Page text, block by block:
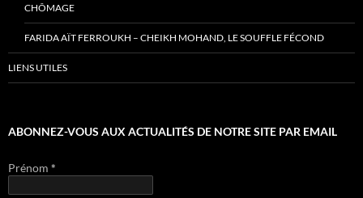
CHÔMAGE
FARIDA AÏT FERROUKH – CHEIKH MOHAND, LE SOUFFLE FÉCOND
LIENS UTILES
ABONNEZ-VOUS AUX ACTUALITÉS DE NOTRE SITE PAR EMAIL
Prénom *